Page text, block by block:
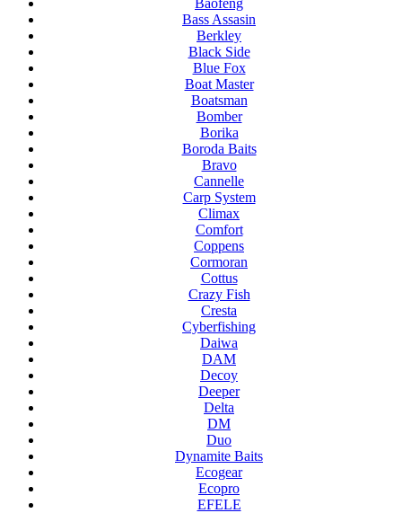
Baofeng
Bass Assasin
Berkley
Black Side
Blue Fox
Boat Master
Boatsman
Bomber
Borika
Boroda Baits
Bravo
Cannelle
Carp System
Climax
Comfort
Coppens
Cormoran
Cottus
Crazy Fish
Cresta
Cyberfishing
Daiwa
DAM
Decoy
Deeper
Delta
DM
Duo
Dynamite Baits
Ecogear
Ecopro
EFELE